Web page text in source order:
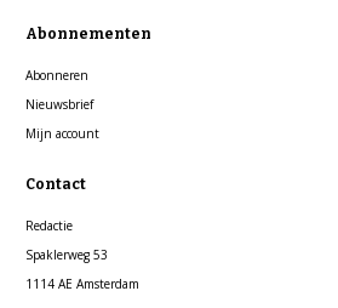
Abonnementen
Abonneren
Nieuwsbrief
Mijn account
Contact
Redactie
Spaklerweg 53
1114 AE Amsterdam